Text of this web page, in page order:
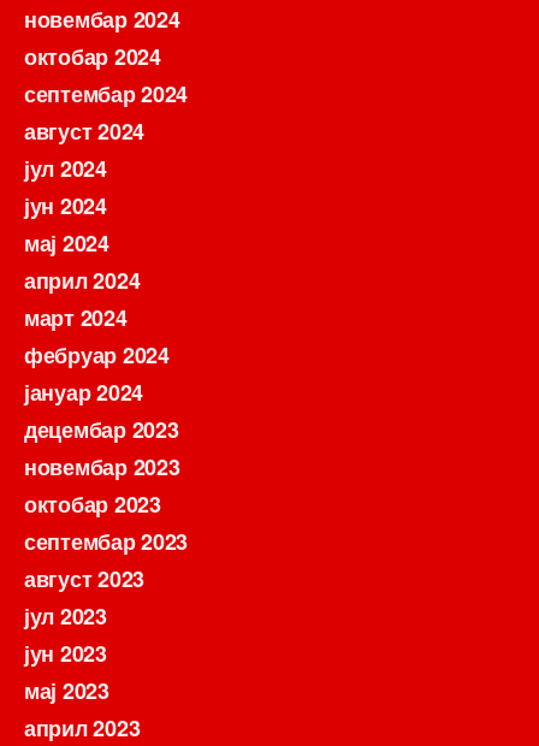
новембар 2024
октобар 2024
септембар 2024
август 2024
јул 2024
јун 2024
мај 2024
април 2024
март 2024
фебруар 2024
јануар 2024
децембар 2023
новембар 2023
октобар 2023
септембар 2023
август 2023
јул 2023
јун 2023
мај 2023
април 2023